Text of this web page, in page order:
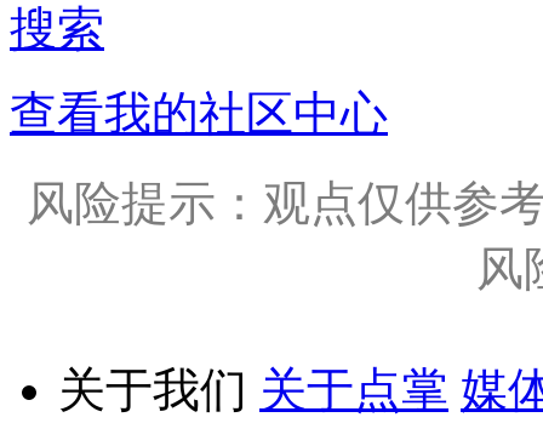
搜索
查看我的社区中心
风险提示：观点仅供参
风
关于我们 关于点掌 媒